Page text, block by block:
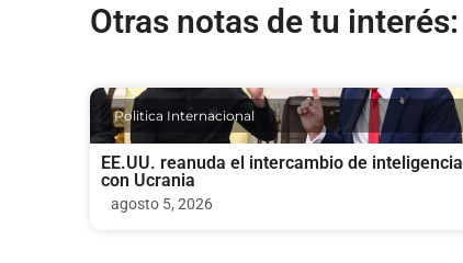
Otras notas de tu interés:
Politica Internacional
EE.UU. reanuda el intercambio de inteligencia
con Ucrania
agosto 5, 2026